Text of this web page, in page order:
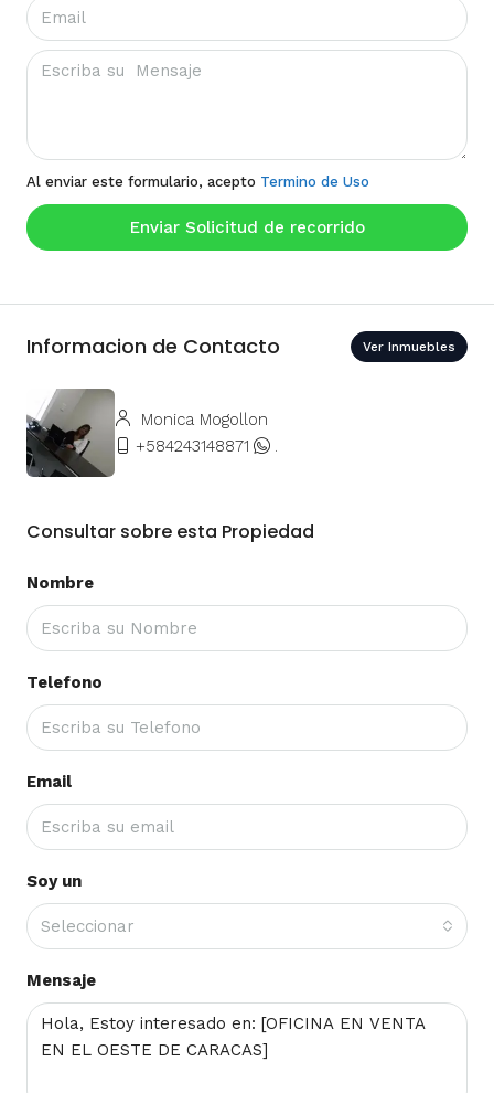
Al enviar este formulario, acepto Termino de Uso
Enviar Solicitud de recorrido
Informacion de Contacto Ver Inmuebles
Monica Mogollon
+584243148871
.
Consultar sobre esta Propiedad
Nombre
Telefono
Email
Soy un
Seleccionar
Mensaje